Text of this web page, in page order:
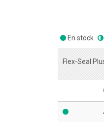
En stock
Flex-Seal